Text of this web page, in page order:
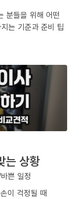
분들을 위해 어떤
는 기준과 준비 팁
는 상황
쁜 일정
이 걱정될 때